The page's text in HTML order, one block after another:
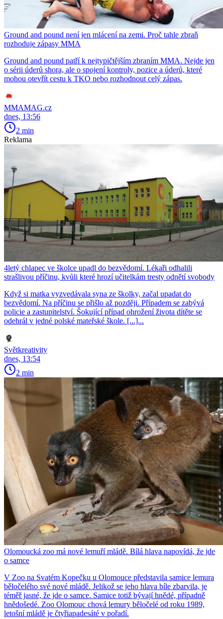
Ground and pound není jen mlácení na zemi. Proč tahle zbraň
rozhoduje zápasy MMA
Ground and pound patří k nejtypičtějším zbraním MMA. Nejde jen
o sérii úderů shora, ale o spojení kontroly, pozice a úderů, které
mohou otevřít cestu k TKO nebo rozhodnout celý zápas.
MMAMAG.cz
dnes, 13:56
2 min
Reklama
4letý chlapec ve školce upadl do bezvědomí. Lékaři odhalili
strašlivou příčinu, kvůli které hrozí učitelkám tresty odnětí svobody
Když si matka vyzvedávala syna ze školky, začal upadat do
bezvědomí. Na příčinu se přišlo až později. Případem se zabývá
policie a zastupitelství. Šokující případ ohrožení života dítěte se
odehrál v jedné polské mateřské škole. [...]...
Světkreativity
dnes, 13:54
2 min
Olomoucká zoo má nové lemuří mládě. Bílá hlava napovídá, že jde
o samce
V Zoo na Svatém Kopečku u Olomouce představila samice lemura
běločelého své nové mládě. Jelikož se jeho hlava bíle zbarvila, je
téměř jasné, že jde o samce. Samice totiž bývají hnědé, případně
hnědošedé. Zoo Olomouc chová lemury běločelé od roku 1989,
letošní mládě je čtyřiapadesáté v pořadí.